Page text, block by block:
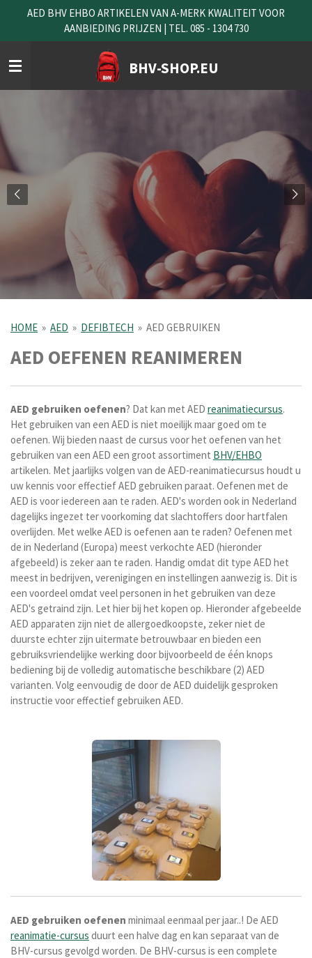
naar
de
hoofdinhoud
BHV-SHOP.EU
AED BHV EHBO ARTIKELEN VAN A-MERK KWALITEIT VOOR
AANBIEDING PRIJZEN | TEL. 085 - 1304 730
HOME » AED » DEFIBTECH » AED GEBRUIKEN
AED OEFENEN REANIMEREN
AED gebruiken oefenen? Dat kan met AED reanimatiecursus.
Het gebruiken van een AED is niet moeilijk maar goed om te
oefenen. Wij bieden naast de cursus voor het oefenen van het
gebruiken van een AED een groot assortiment BHV/EHBO
artikelen. Met jaarlijks volgen van de AED-reanimatiecursus houdt u
uw kennis voor effectief AED gebruiken paraat. Oefenen met de
AED is voor iedereen aan te raden. AED's worden ook in Nederland
dagelijks ingezet ter voorkoming dat slachtoffers door hartfalen
overlijden. Met welke AED is oefenen aan te raden? Oefenen met
de in Nederland (Europa) meest verkochte AED (hieronder
afgebeeld) is zeker aan te raden. Handig omdat dit type AED het
meest in bedrijven, verenigingen en instellingen aanwezig is. Dit is
een voordeel omdat veel personen in het gebruiken van deze
AED's getraind zijn. Let hier bij het kopen op. Hieronder afgebeelde
AED apparaten zijn niet de allergoedkoopste, zeker niet de
duurste echter zijn uitermate betrouwbaar en bieden een
gebruiksvriendelijke werking door bijvoorbeeld de één knops
bediening bij de volledig automatische beschikbare (2) AED
varianten. Volg eenvoudig de door de AED duidelijk gesproken
instructie voor effectief gebruiken AED.
AED gebruiken oefenen minimaal eenmaal per jaar..! De AED
reanimatie-cursus duurt een halve dag en kan separaat van de
BHV-cursus gevolgd worden. De BHV-cursus is een complete